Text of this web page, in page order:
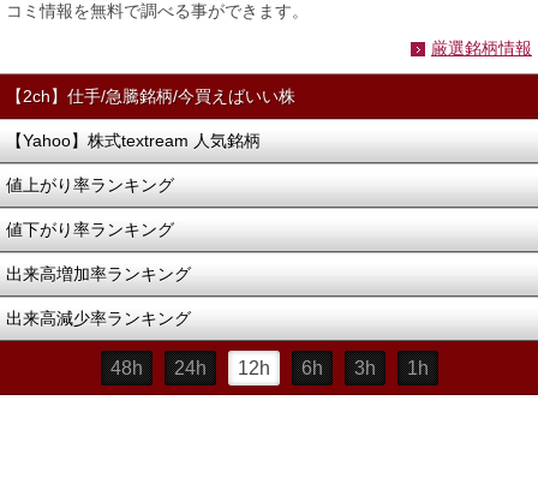
コミ情報を無料で調べる事ができます。
厳選銘柄情報
【2ch】仕手/急騰銘柄/今買えばいい株
【Yahoo】株式textream 人気銘柄
値上がり率ランキング
値下がり率ランキング
出来高増加率ランキング
出来高減少率ランキング
48h 24h 12h 6h 3h 1h